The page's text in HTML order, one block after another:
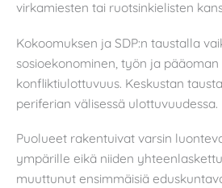
virkamiesten tai ruotsinkielisten
Kokoomuksen ja SDP:n taustalla
sosioekonominen, työn ja pääoman
konfliktiulottuvuus. Keskustan
periferian välisessä ulottuvuudessa.
Puolueet rakentuivat varsin
ympärille eikä niiden
muuttunut ensimmäisiä